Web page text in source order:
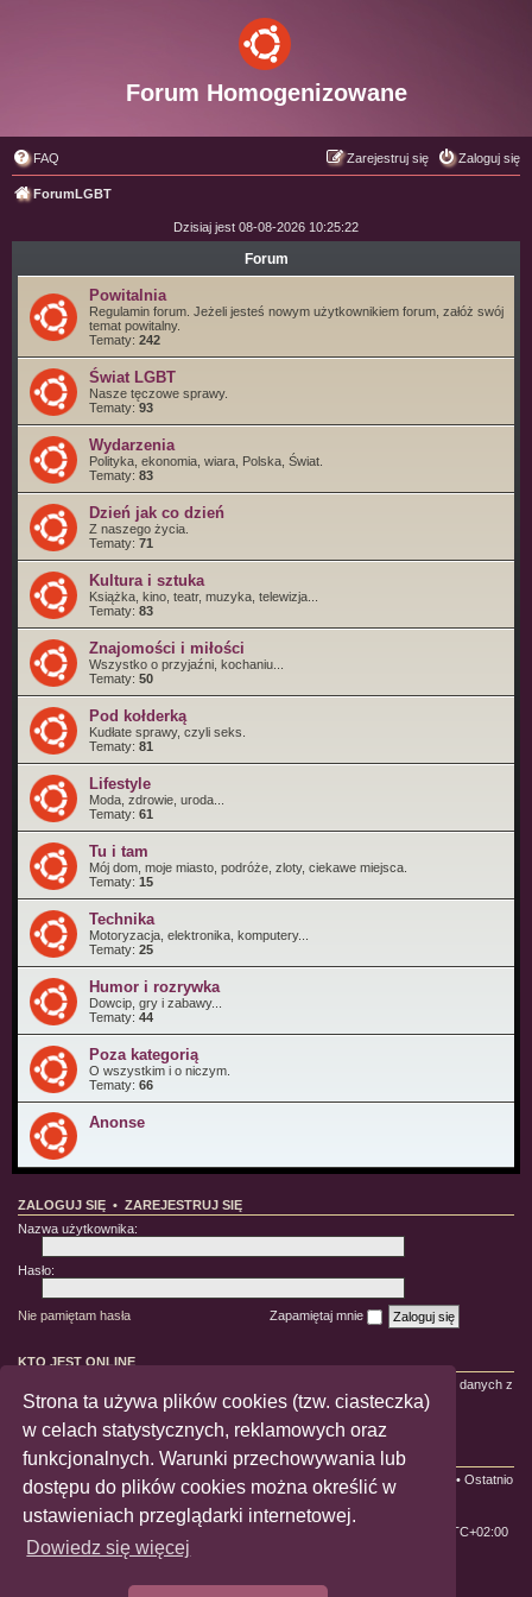
Strona ta używa plików cookies (tzw. ciasteczka)
w celach statystycznych, reklamowych oraz
funkcjonalnych. Warunki przechowywania lub
dostępu do plików cookies można określić w
ustawieniach przeglądarki internetowej.
Dowiedz się więcej
Forum Homogenizowane
FAQ Zaloguj się
Zarejestruj się
ForumLGBT
Dzisiaj jest 08-08-2026 10:25:22
Forum
Powitalnia
Regulamin forum. Jeżeli jesteś nowym użytkownikiem forum, załóż swój
temat powitalny.
Tematy: 242
Świat LGBT
Nasze tęczowe sprawy.
Tematy: 93
Wydarzenia
Polityka, ekonomia, wiara, Polska, Świat.
Tematy: 83
Dzień jak co dzień
Z naszego życia.
Tematy: 71
Kultura i sztuka
Książka, kino, teatr, muzyka, telewizja...
Tematy: 83
Znajomości i miłości
Wszystko o przyjaźni, kochaniu...
Tematy: 50
Pod kołderką
Kudłate sprawy, czyli seks.
Tematy: 81
Lifestyle
Moda, zdrowie, uroda...
Tematy: 61
Tu i tam
Mój dom, moje miasto, podróże, zloty, ciekawe miejsca.
Tematy: 15
Technika
Motoryzacja, elektronika, komputery...
Tematy: 25
Humor i rozrywka
Dowcip, gry i zabawy...
Tematy: 44
Poza kategorią
O wszystkim i o niczym.
Tematy: 66
Anonse
ZALOGUJ SIĘ • ZAREJESTRUJ SIĘ
Nazwa użytkownika:
Hasło:
Nie pamiętam hasła Zapamiętaj mnie
KTO JEST ONLINE
użytkowników online :: 4 zarejestrowanych, 2 ukrytych i 9 gości (wg danych z
ostatnich 5 minut)
STATYSTYKI
Liczba postów:
228674 • Liczba tematów: 650• Liczba użytkowników:
• Ostatnio
zarejestrowany użytkownik:jmcoura
UTC+02:00